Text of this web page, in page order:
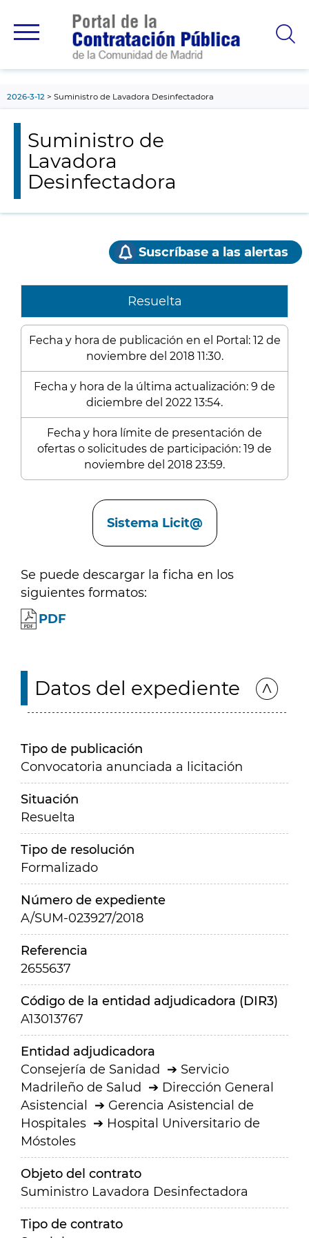
principal
2026-3-12 Suministro de Lavadora Desinfectadora
Suministro de
Lavadora
Desinfectadora
Suscríbase a las alertas
Resuelta
Fecha y hora de publicación en el Portal: 12 de
noviembre del 2018 11:30.
Fecha y hora de la última actualización: 9 de
diciembre del 2022 13:54.
Fecha y hora límite de presentación de
ofertas o solicitudes de participación: 19 de
noviembre del 2018 23:59.
Sistema Licit@
Se puede descargar la ficha en los
siguientes formatos:
PDF
Datos del expediente
Tipo de publicación
Convocatoria anunciada a licitación
Situación
Resuelta
Tipo de resolución
Formalizado
Número de expediente
A/SUM-023927/2018
Referencia
2655637
Código de la entidad adjudicadora (DIR3)
A13013767
Entidad adjudicadora
Consejería de Sanidad
Servicio
Madrileño de Salud
Dirección General
Asistencial
Gerencia Asistencial de
Hospitales
Hospital Universitario de
Móstoles
Objeto del contrato
Suministro Lavadora Desinfectadora
Tipo de contrato